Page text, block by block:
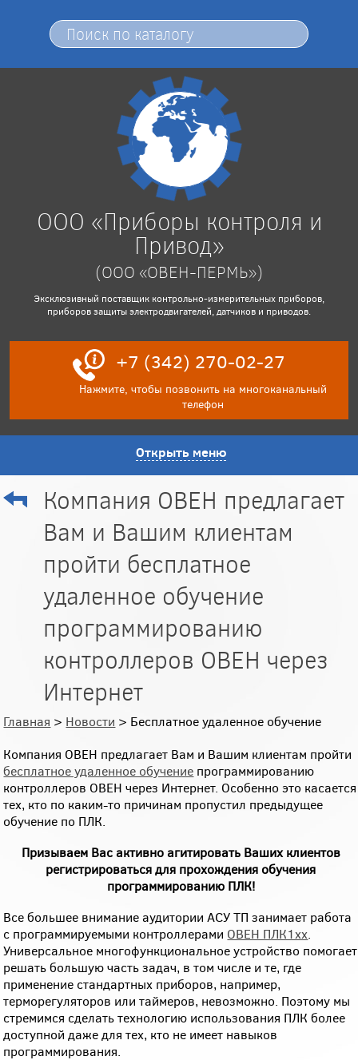
ООО «Приборы контроля и
Привод»
(ООО «ОВЕН-ПЕРМЬ»)
Эксклюзивный поставщик контрольно-измерительных приборов,
приборов защиты электродвигателей, датчиков и приводов.
+7 (342) 270-02-27
Нажмите, чтобы позвонить на многоканальный
телефон
Открыть меню
Компания ОВЕН предлагает
Вам и Вашим клиентам
пройти бесплатное
удаленное обучение
программированию
контроллеров ОВЕН через
Интернет
Главная > Новости > Бесплатное удаленное обучение
Компания ОВЕН предлагает Вам и Вашим клиентам пройти
бесплатное удаленное обучение программированию
контроллеров ОВЕН через Интернет. Особенно это касается
тех, кто по каким-то причинам пропустил предыдущее
обучение по ПЛК.
Призываем Вас активно агитировать Ваших клиентов
регистрироваться для прохождения обучения
программированию ПЛК!
Все большее внимание аудитории АСУ ТП занимает работа
с программируемыми контроллерами ОВЕН ПЛК1хх
Универсальное многофункциональное устройство помогает
решать большую часть задач, в том числе и те, где
применение стандартных приборов, например,
терморегуляторов или таймеров, невозможно. Поэтому мы
стремимся сделать технологию использования ПЛК более
доступной даже для тех, кто не имеет навыков
программирования.